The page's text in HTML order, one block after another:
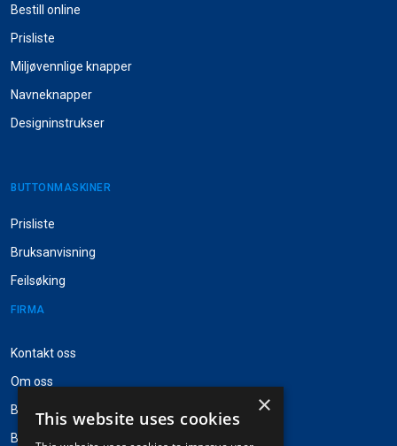
Bestill online
Prisliste
Miljøvennlige knapper
Navneknapper
Designinstrukser
BUTTONMASKINER
Prisliste
Bruksanvisning
Feilsøking
FIRMA
Kontakt oss
Om oss
Besøk Pinpops®
Badgestock navneskilter
×
This website uses cookies